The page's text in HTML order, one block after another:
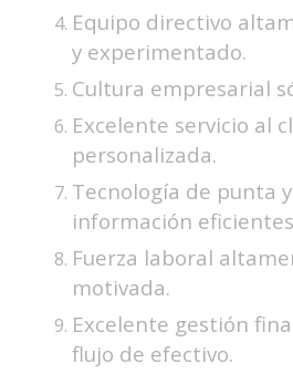
Equipo directivo
y experimentado.
Cultura empresarial
Excelente servicio al
personalizada.
Tecnología de punta
información
Fuerza laboral
motivada.
Excelente gestión
flujo de efectivo.